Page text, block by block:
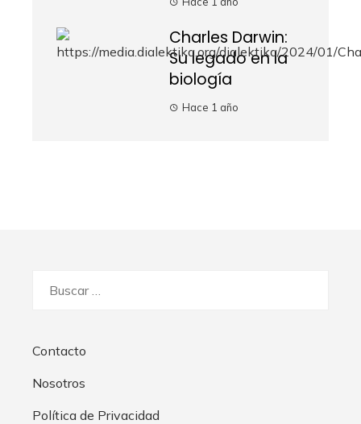
Charles Darwin:
Su legado en la
biología
Hace 1 año
Contacto
Nosotros
Política de Privacidad